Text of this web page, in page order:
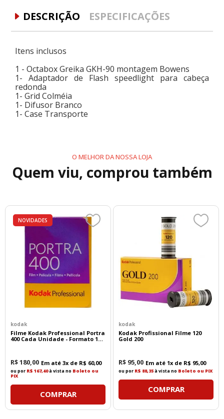
DESCRIÇÃO ESPECIFICAÇÕES
Itens inclusos
1 - Octabox Greika GKH-90 montagem Bowens
1- Adaptador de Flash speedlight para cabeça
redonda
1- Grid Colméia
1- Difusor Branco
1- Case Transporte
O MELHOR DA NOSSA LOJA
Quem viu, comprou também
NOVIDADES
kodak
Filme Kodak Professional Portra
400 Cada Unidade - Formato 135
R$180,00 Em até 3x de R$ 60,00
ou por R$ 167,40à vista no Boleto ou
PIX
COMPRAR
kodak
Kodak Profissional Filme 120
Gold 200
R$ 95,00 Em até 1x de R$ 95,00
ou por R$ 88,35à vista no Boleto ou PIX
COMPRAR